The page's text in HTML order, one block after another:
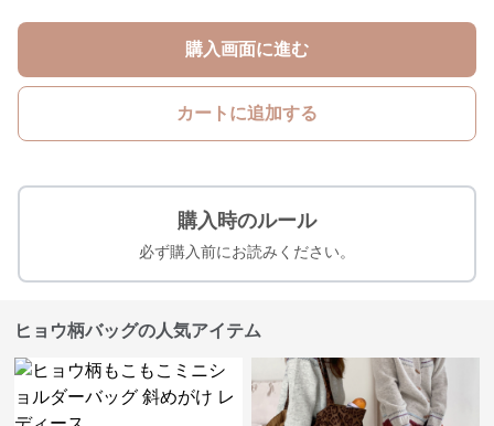
購入画面に進む
カートに追加する
購入時のルール
必ず購入前にお読みください。
ヒョウ柄バッグの人気アイテム